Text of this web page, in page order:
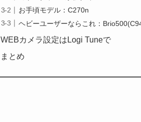
お手頃モデル：C270n
ヘビーユーザーならこれ：
WEBカメラ設定はLogi Tuneで
まとめ